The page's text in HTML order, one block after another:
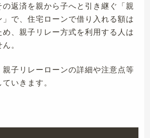
の返済を親から子へと引き継ぐ「親
で、住宅ローンで借り入れる額は
、親子リレー方式を利用する人は
。
親子リレーローンの詳細や注意点等
いきます。